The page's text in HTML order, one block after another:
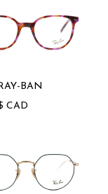
BAN
CAD